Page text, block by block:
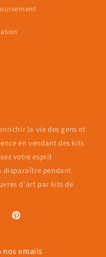
la vie des gens et
en vendant des kits
votre esprit
disparaître pendant
d'art par kits de
Pinterest
nos emails